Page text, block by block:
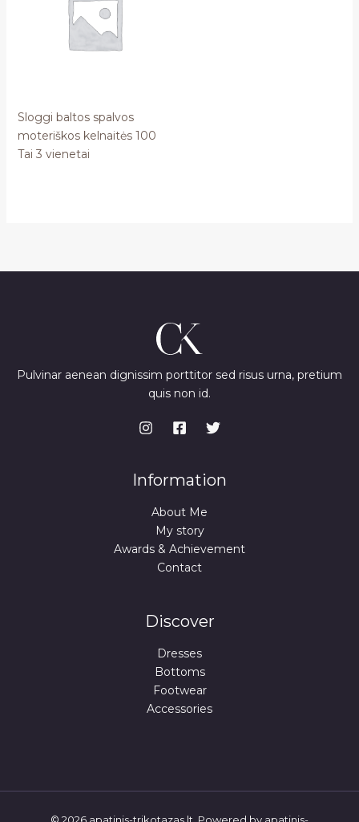
Sloggi baltos spalvos
moteriškos kelnaitės 100
Tai 3 vienetai
Pulvinar aenean dignissim porttitor sed risus urna, pretium
quis non id.
Information
About Me
My story
Awards & Achievement
Contact
Discover
Dresses
Bottoms
Footwear
Accessories